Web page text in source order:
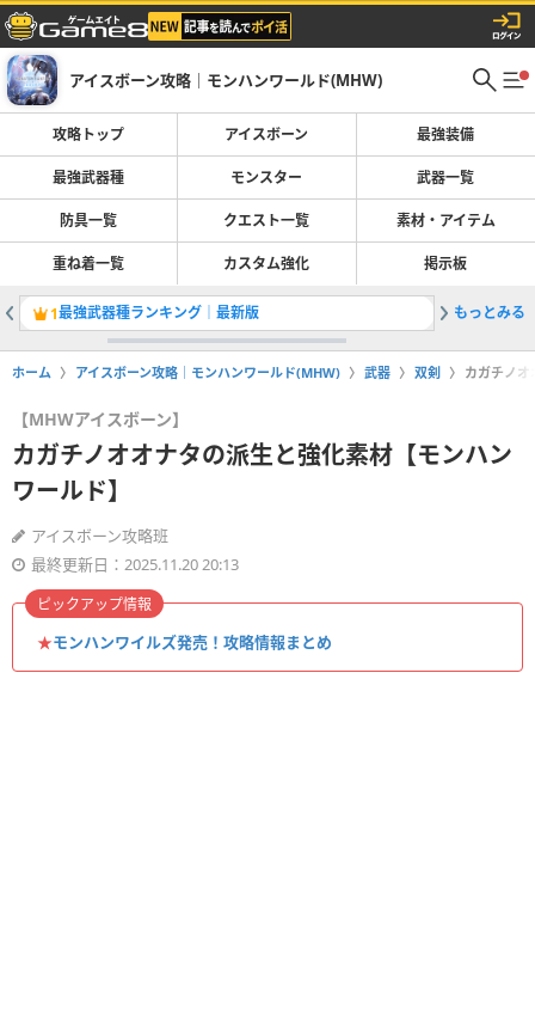
アイスボーン攻略｜モンハンワールド(MHW)
攻略トップ アイスボーン 最強装備
最強武器種 モンスター 武器一覧
防具一覧 クエスト一覧 素材・アイテム
重ね着一覧 カスタム強化 掲示板
1最強武器種ランキング｜最新版 2太刀の
もっとみる
ホーム アイスボーン攻略｜モンハンワールド(MHW) 武器 双剣 カガチノ
【MHWアイスボーン】
カガチノオオナタの派生と強化素材【モンハン
ワールド】
アイスボーン攻略班
最終更新日：2025.11.20 20:13
★モンハンワイルズ発売！攻略情報まとめ
ピックアップ情報